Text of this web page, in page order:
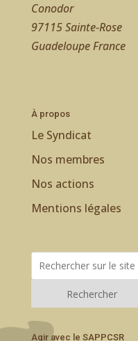
Conodor
97115 Sainte-Rose
Guadeloupe France
À propos
Le Syndicat
Nos membres
Nos actions
Mentions légales
Rechercher
Agir avec le SAPPCSR